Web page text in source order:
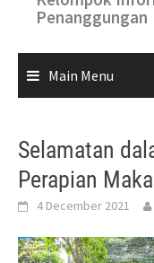
Penanggungan
Main Menu
Selamatan
Perapian
4 December 2021